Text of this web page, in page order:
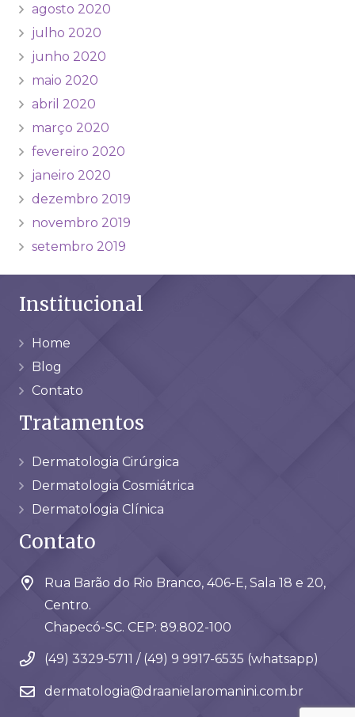
agosto 2020
julho 2020
junho 2020
maio 2020
abril 2020
março 2020
fevereiro 2020
janeiro 2020
dezembro 2019
novembro 2019
setembro 2019
Institucional
Home
Blog
Contato
Tratamentos
Dermatologia Cirúrgica
Dermatologia Cosmiátrica
Dermatologia Clínica
Contato
Rua Barão do Rio Branco, 406-E, Sala 18 e 20,
Centro.
Chapecó-SC. CEP: 89.802-100
(49) 3329-5711 / (49) 9 9917-6535 (whatsapp)
dermatologia@draanielaromanini.com.br